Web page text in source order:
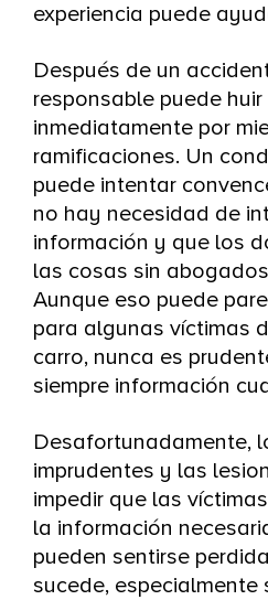
experiencia puede
Después de un
responsable puede
inmediatamente por
ramificaciones. Un
puede intentar
no hay necesidad de
información y que los
las cosas sin
Aunque eso puede
para algunas víctimas
carro, nunca es
siempre información
Desafortunadamente,
imprudentes y las
impedir que las
la información
pueden sentirse
sucede, especialmente